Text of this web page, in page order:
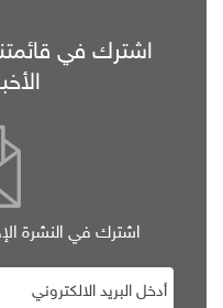
اشترك في
اشترك في النشرة